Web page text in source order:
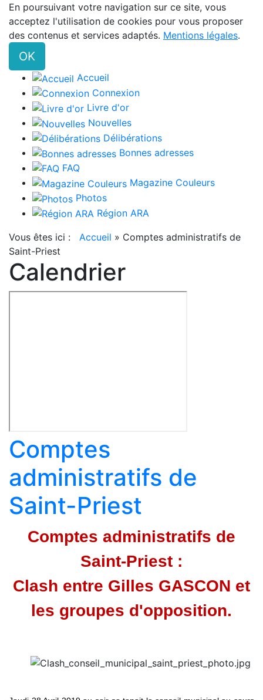
En poursuivant votre navigation sur ce site, vous
acceptez l'utilisation de cookies pour vous proposer
des contenus et services adaptés. Mentions légales.
OK
Accueil
Connexion
Livre d'or
Nouvelles
Délibérations
Bonnes adresses
FAQ
Magazine Couleurs
Photos
Région ARA
Vous êtes ici : Accueil » Comptes administratifs de
Saint-Priest
Calendrier
Comptes
administratifs de
Saint-Priest
Comptes administratifs de
Saint-Priest :
Clash entre Gilles GASCON et
les groupes d'opposition.